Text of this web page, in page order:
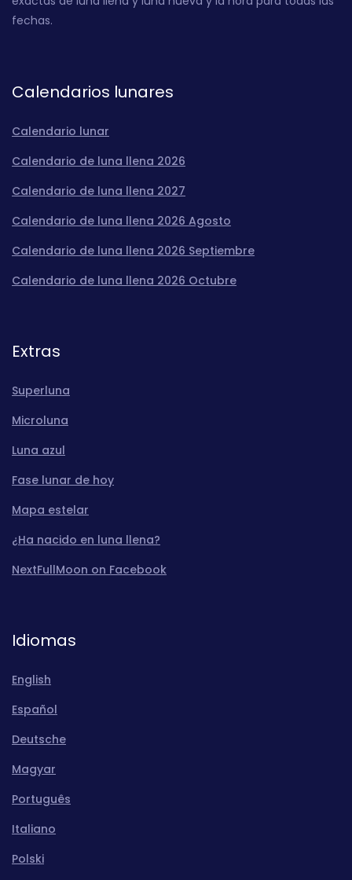
fechas.
Calendarios lunares
Calendario lunar
Calendario de luna llena 2026
Calendario de luna llena 2027
Calendario de luna llena 2026 Agosto
Calendario de luna llena 2026 Septiembre
Calendario de luna llena 2026 Octubre
Extras
Superluna
Microluna
Luna azul
Fase lunar de hoy
Mapa estelar
¿Ha nacido en luna llena?
NextFullMoon on Facebook
Idiomas
English
Español
Deutsche
Magyar
Português
Italiano
Polski